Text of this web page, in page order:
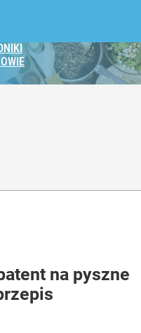
na pyszne